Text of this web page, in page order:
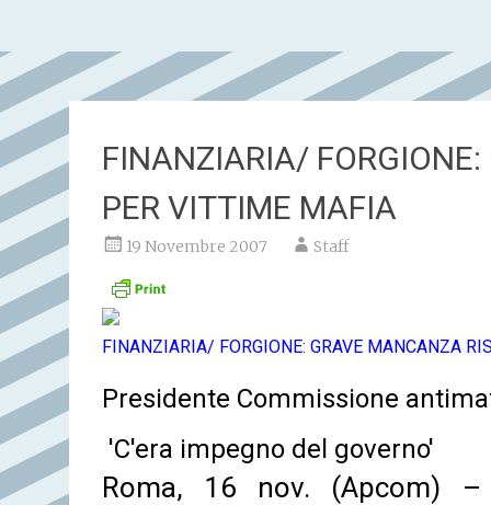
FINANZIARIA/
PER VITTIME MAFIA
19 Novembre 2007 Staff
FINANZIARIA/ FORGIONE: GRAVE MANCANZA
Presidente Commissione
'C'era impegno del governo'
Roma, 16 nov. (Apcom) –